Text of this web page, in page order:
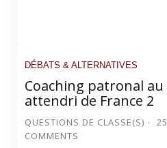
DÉBATS & ALTERNATIVES
Coaching patronal au
attendri de France 2
QUESTIONS DE CLASSE(S)
COMMENTS